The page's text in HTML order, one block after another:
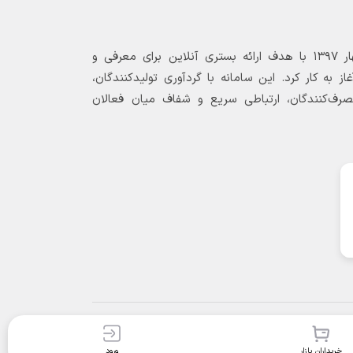
بازارگاه الکترونیکی فولاد ۲۴ از بهار ۱۳۹۷ با هدف ارائه بستری آنلاین برای معرفی و
کار کرد. این سامانه با گردآوری تولیدکنندگان،
ارتباطی سریع و شفاف میان فعالان